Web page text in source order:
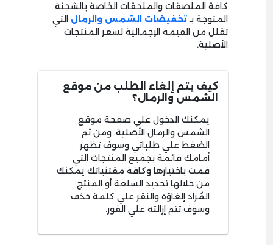
كافة الملصقات والملحقات الخاصة بالشحنة
المتوجة بـتخفيضات الشمس والرمال التي
تقلل من القيمة الإجمالية لسعر المنتجات
الأصلية.
كيف يتم إلغاء الطلب من موقع
الشمس والرمال؟
يمكنك الدخول علي صفحة موقع
الشمس والرمال الأصلية، ومن ثم
الضغط علي طلباتي وسوف تظهر
أمامك قائمة بجميع المنتجات التي
قمت باختيارها وكافة مقتنياتك يمكنك
من خلالها تحديد السلعة أو المنتج
المُراد إلغاؤه والنقر علي كلمة حذف
وسوف تتم إزالته علي الفور.